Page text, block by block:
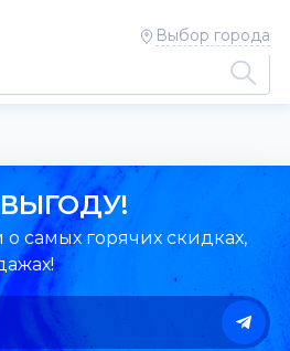
Выбор города
самых горячих скидках,